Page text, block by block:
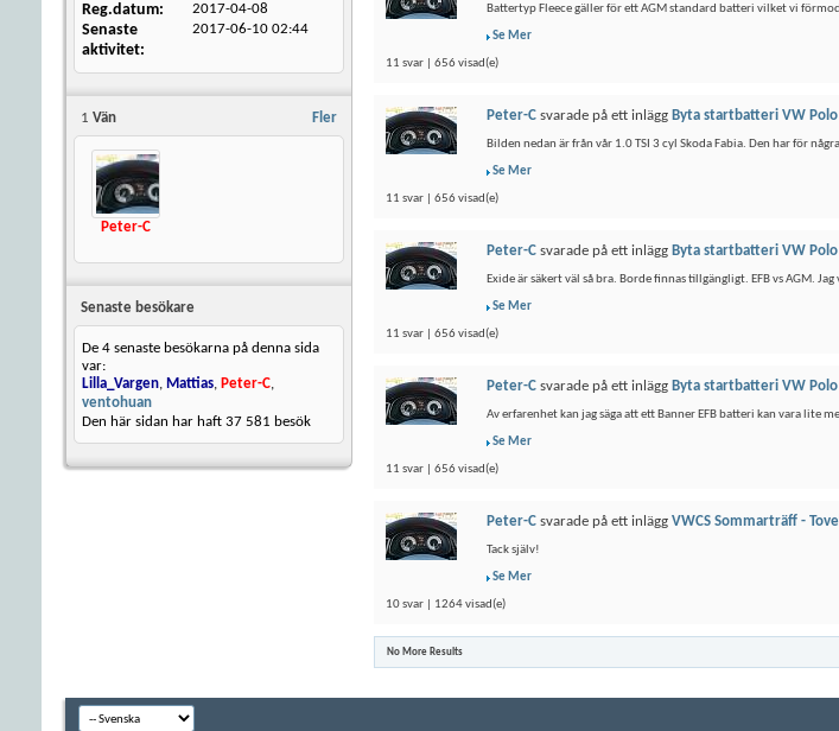
Reg.datum 2017-04-08
Senaste
aktivitet
2017-06-10 02:44
Fler
1 Vän
Peter-C
Senaste besökare
De 4 senaste besökarna på denna sida
var:
Lilla_Vargen, Mattias, Peter-C,
ventohuan
Den här sidan har haft 37 581 besök
Battertyp Fleece gäller för ett AGM standard batteri vilket vi
Se Mer
11 svar | 656 visad(e)
Peter-C svarade på ett inlägg Byta startbatteri VW Polo
Bilden nedan är från vår 1.0 TSI 3 cyl Skoda Fabia. Den har för
Se Mer
11 svar | 656 visad(e)
Peter-C svarade på ett inlägg Byta startbatteri VW Polo
Exide är säkert väl så bra. Borde finnas tillgängligt. EFB vs AGM.
Se Mer
11 svar | 656 visad(e)
Peter-C svarade på ett inlägg Byta startbatteri VW Polo
Av erfarenhet kan jag säga att ett Banner EFB batteri kan vara lite
Se Mer
11 svar | 656 visad(e)
Peter-C svarade på ett inlägg VWCS Sommarträff -
Tack själv!
Se Mer
10 svar | 1264 visad(e)
No More Results